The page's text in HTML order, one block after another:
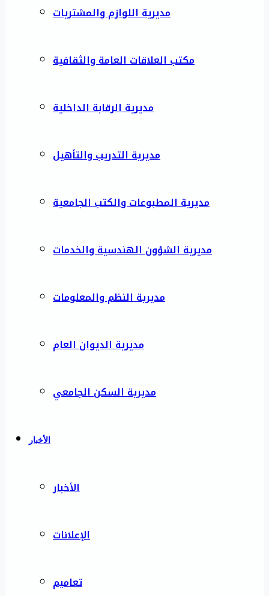
مديرية اللوازم والمشتريات
مكتب العلاقات العامة والثقافية
مديرية الرقابة الداخلية
مديرية التدريب والتأهيل
مديرية المطبوعات والكتب الجامعية
مديرية الشؤون الهندسية والخدمات
مديرية النظم والمعلومات
مديرية الديوان العام
مديرية السكن الجامعي
الأخبار
الأخبار
الإعلانات
تعاميم